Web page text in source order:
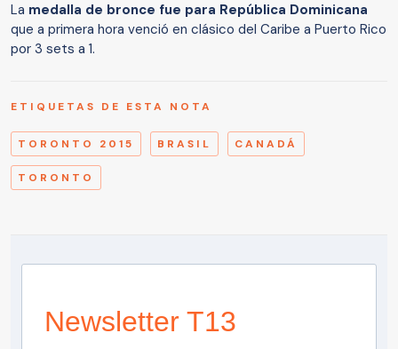
La medalla de bronce fue para República Dominicana
que a primera hora venció en clásico del Caribe a Puerto Rico
por 3 sets a 1.
ETIQUETAS DE ESTA NOTA
TORONTO 2015 BRASIL CANADÁ
TORONTO
Newsletter T13